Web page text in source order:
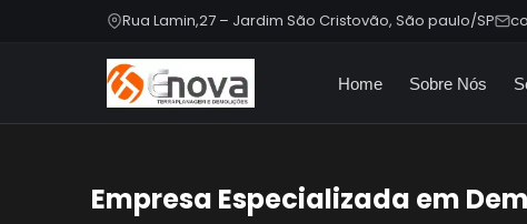
Rua Lamin,27 – Jardim São Cristovão, São paulo/SP
Home Sobre Nós
Empresa Especializada em